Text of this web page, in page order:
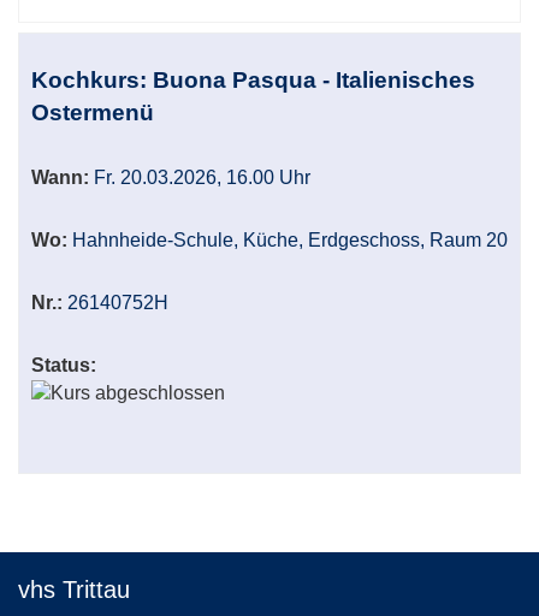
Kochkurs: Buona Pasqua - Italienisches
Ostermenü
Wann: Fr. 20.03.2026, 16.00 Uhr
Wo: Hahnheide-Schule, Küche, Erdgeschoss, Raum 20
Nr.: 26140752H
Status:
vhs Trittau